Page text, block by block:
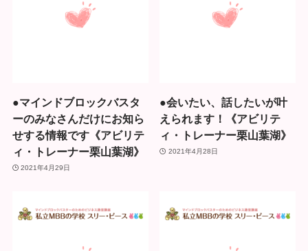
●マインドブロックバスタ
ーのみなさんだけにお知ら
せする情報です《アビリテ
ィ・トレーナー栗山葉湖》
2021年4月29日
●会いたい、話したいが叶
えられます！《アビリテ
ィ・トレーナー栗山葉湖》
2021年4月28日